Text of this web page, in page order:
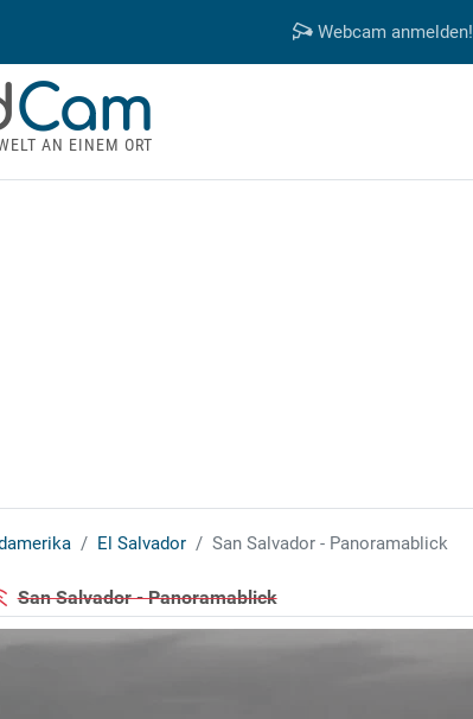
Webcam anmelden!
Cam
AN EINEM ORT
El Salvador San Salvador - Panoramablick
San Salvador - Panoramablick